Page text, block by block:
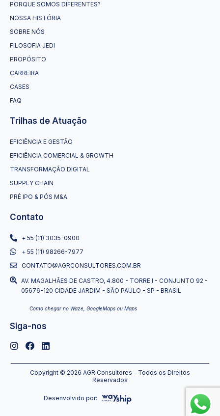
PORQUE SOMOS DIFERENTES?
NOSSA HISTÓRIA
SOBRE NÓS
FILOSOFIA JEDI
PROPÓSITO
CARREIRA
CASES
FAQ
Trilhas de Atuação
EFICIÊNCIA E GESTÃO
EFICIÊNCIA COMERCIAL & GROWTH
TRANSFORMAÇÃO DIGITAL
SUPPLY CHAIN
PRÉ IPO & PÓS M&A
Contato
+ 55 (11) 3035-0900
+ 55 (11) 98266-7977
CONTATO@AGRCONSULTORES.COM.BR
AV. MAGALHÃES DE CASTRO, 4.800 - TORRE I - CONJUNTO 92 -
05676-120 CIDADE JARDIM - SÃO PAULO - SP - BRASIL
Como chegar no Waze, GoogleMaps ou Maps
Siga-nos
Copyright © 2026 AGR Consultores – Todos os Direitos
Reservados
Desenvolvido por: